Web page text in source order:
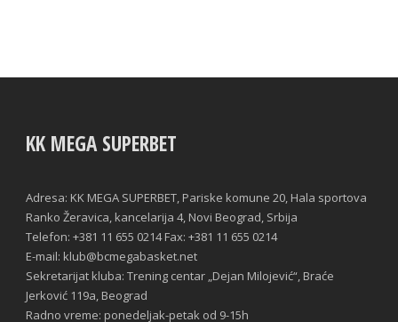
KK MEGA SUPERBET
Adresa: KK MEGA SUPERBET, Pariske komune 20, Hala sportova
Ranko Žeravica, kancelarija 4, Novi Beograd, Srbija
Telefon: +381 11 655 0214 Fax: +381 11 655 0214
E-mail: klub@bcmegabasket.net
Sekretarijat kluba: Trening centar „Dejan Milojević“, Braće
Jerković 119a, Beograd
Radno vreme: ponedeljak-petak od 9-15h